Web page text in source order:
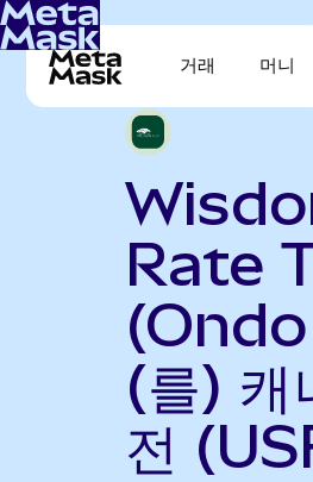
거래 머니
Rate
(를) 캐
전